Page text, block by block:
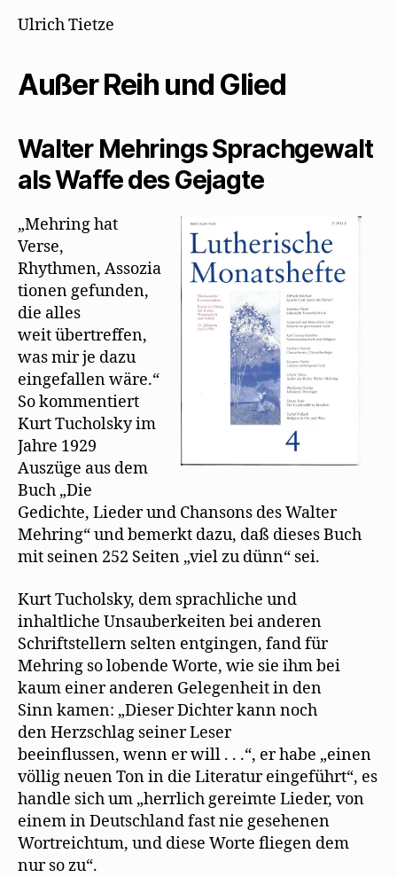
ö
)
t
)
f
e
n
n
m
F
e
n
s
und
Glied
Ulrich Tietze
Außer Reih und Glied
Walter Mehrings Sprachgewalt
als Waffe des Gejagte
„Mehring hat
Verse,
Rhythmen, Assozia
tionen gefunden,
die alles
weit übertreffen,
was mir je dazu
eingefallen wäre.“
So kommentiert
Kurt Tucholsky im
Jahre 1929
Auszüge aus dem
Buch „Die
Gedichte, Lieder und Chansons des Walter
Mehring“ und bemerkt dazu, daß dieses Buch
mit seinen 252 Seiten „viel zu dünn“ sei.
Kurt Tucholsky, dem sprachliche und
inhaltliche Unsauberkeiten bei anderen
Schriftstellern selten entgingen, fand für
Mehring so lobende Worte, wie sie ihm bei
kaum einer anderen Gelegenheit in den
Sinn kamen: „Dieser Dichter kann noch
den Herzschlag seiner Leser
beeinflussen, wenn er will . . .“, er habe „einen
völlig neuen Ton in die Literatur eingeführt“, es
handle sich um „herrlich gereimte Lieder, von
einem in Deutschland fast nie gesehenen
Wortreichtum, und diese Worte fliegen dem
nur so zu“.